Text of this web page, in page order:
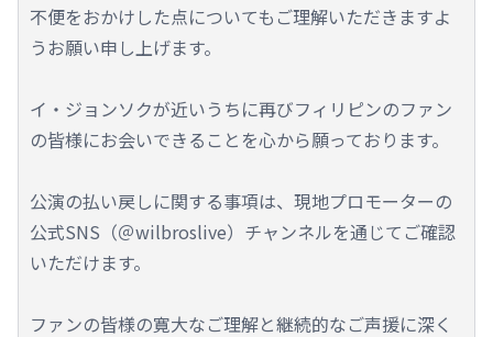
不便をおかけした点についてもご理解いただきますよ
うお願い申し上げます。
イ・ジョンソクが近いうちに再びフィリピンのファン
の皆様にお会いできることを心から願っております。
公演の払い戻しに関する事項は、現地プロモーターの
公式SNS（＠wilbroslive）チャンネルを通じてご確認
いただけます。
ファンの皆様の寛大なご理解と継続的なご声援に深く